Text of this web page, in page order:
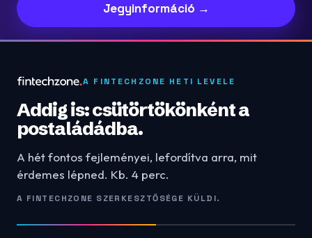
Jegyinformáció →
A FINTECHZONE HETI LEVELE
Addig is: csütörtökönként a
postaládádba.
A hét fontos fejleményei, lefordítva arra, mit
érdemes lépned. Kb. 4 perc.
A FINTECHZONE SZERKESZTŐSÉGE KÜLDI.